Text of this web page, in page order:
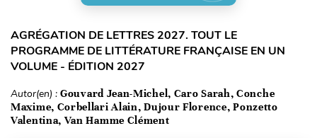
AGRÉGATION DE LETTRES 2027. TOUT LE
PROGRAMME DE LITTÉRATURE FRANÇAISE EN UN
VOLUME - ÉDITION 2027
Autor(en) : Gouvard Jean-Michel, Caro Sarah, Conche
Maxime, Corbellari Alain, Dujour Florence, Ponzetto
Valentina, Van Hamme Clément